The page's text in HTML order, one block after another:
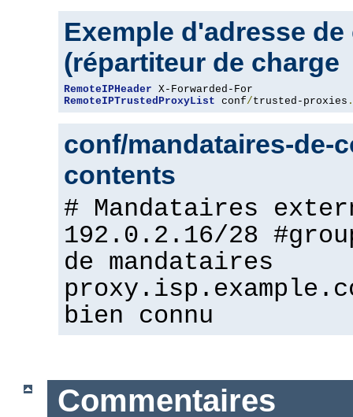
Exemple d'adresse
(répartiteur de charge
RemoteIPHeader
RemoteIPTrustedProxyList conf/trusted-proxies .
conf/mandataires-de-
contents
# Mandataires
192.0.2.16/28
de mandataires
bien connu
Commentaires